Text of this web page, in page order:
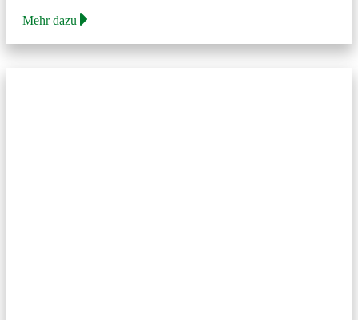
Mehr dazu